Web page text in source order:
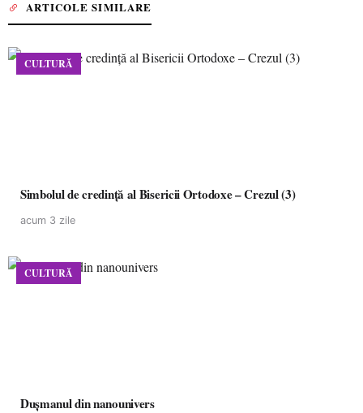
ARTICOLE SIMILARE
CULTURĂ
Simbolul de credinţă al Bisericii Ortodoxe – Crezul (3)
acum 3 zile
CULTURĂ
Dușmanul din nanounivers